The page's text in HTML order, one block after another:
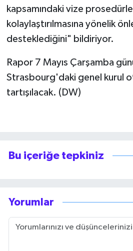
kapsamındaki vize
kolaylaştırılmasına yönelik
desteklediğini" bildiriyor.
Rapor 7 Mayıs Çarşamba
Strasbourg'daki genel kurul
tartışılacak. (DW)
Bu içeriğe tepkiniz
Yorumlar